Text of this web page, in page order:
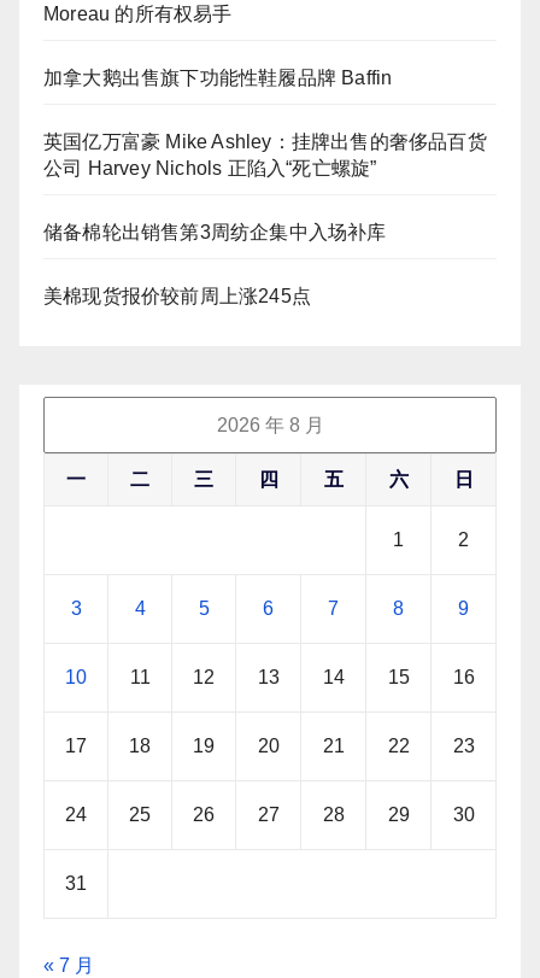
Moreau 的所有权易手
加拿大鹅出售旗下功能性鞋履品牌 Baffin
英国亿万富豪 Mike Ashley：挂牌出售的奢侈品百货
公司 Harvey Nichols 正陷入“死亡螺旋”
储备棉轮出销售第3周纺企集中入场补库
美棉现货报价较前周上涨245点
2026 年 8 月
一 二 三 四 五 六 日
1 2
3 4 5 6 7 8 9
10 11 12 13 14 15 16
17 18 19 20 21 22 23
24 25 26 27 28 29 30
31
« 7 月